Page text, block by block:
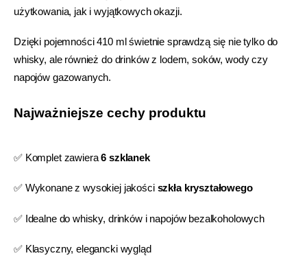
użytkowania, jak i wyjątkowych okazji.
Dzięki pojemności 410 ml świetnie sprawdzą się nie tylko do
whisky, ale również do drinków z lodem, soków, wody czy
napojów gazowanych.
Najważniejsze cechy produktu
✅ Komplet zawiera6 szklanek
✅ Wykonane z wysokiej jakości szkła kryształowego
✅ Idealne do whisky, drinków i napojów bezalkoholowych
✅ Klasyczny, elegancki wygląd